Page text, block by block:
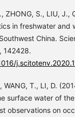
ZHONG, S., LIU, J.,
in freshwater and
China.
142428.
WANG, T., LI, D.
surface water of
observations on